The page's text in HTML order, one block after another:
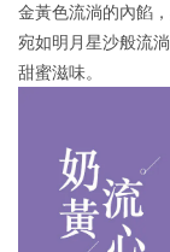
金黃色流淌的內餡
宛如明月星沙般流
甜蜜滋味。